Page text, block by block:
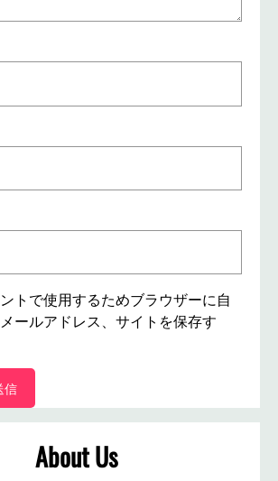
トで使用するためブラウザーに自
ールアドレス、サイトを保存す
About Us